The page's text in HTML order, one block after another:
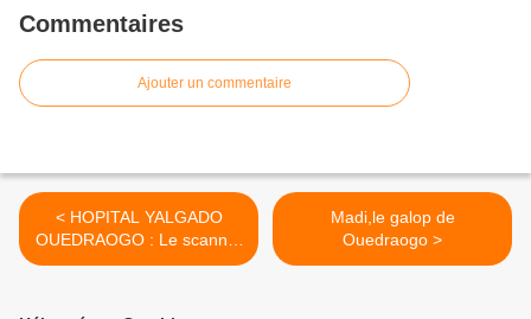
Commentaires
Ajouter un commentaire
< HOPITAL YALGADO
OUEDRAOGO : Le scanner
et le mammographe en
Madi,le galop de
Ouedraogo >